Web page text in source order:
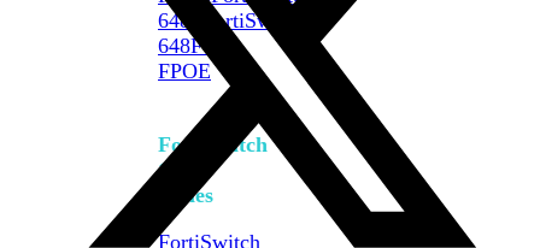
648F
FortiSwitch
648F-
FPOE
FortiSwitch
1000
Series
FortiSwitch